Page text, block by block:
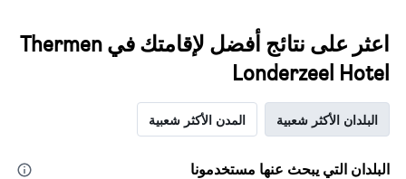
اعثر على نتائج أفضل لإقامتك في Thermen
Londerzeel Hotel
البلدان الأكثر شعبية المدن الأكثر شعبية
البلدان التي يبحث عنها مستخدمونا